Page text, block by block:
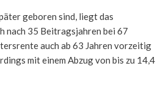
geboren sind, liegt das
nach 35 Beitragsjahren bei 67
auch ab 63 Jahren vorzeitig
mit einem Abzug von bis zu 14,4